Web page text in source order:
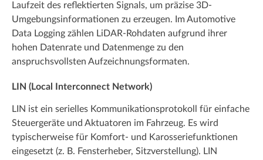
Laufzeit des reflektierten Signals, um präzise 3D-
Umgebungsinformationen zu erzeugen. Im Automotive
Data Logging zählen LiDAR-Rohdaten aufgrund ihrer
hohen Datenrate und Datenmenge zu den
anspruchsvollsten Aufzeichnungsformaten.
LIN (Local Interconnect Network)
LIN ist ein serielles Kommunikationsprotokoll für einfache
Steuergeräte und Aktuatoren im Fahrzeug. Es wird
typischerweise für Komfort- und Karosseriefunktionen
eingesetzt (z. B. Fensterheber, Sitzverstellung). LIN